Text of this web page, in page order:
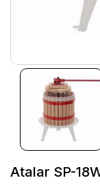
Atalar SP-